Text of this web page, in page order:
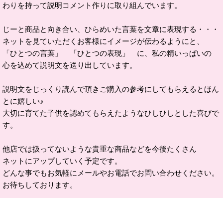
わりを持って説明コメント作りに取り組んでいます。
じーと商品と向き合い、ひらめいた言葉を文章に表現する・・・
ネットを見ていただくお客様にイメージが伝わるようにと、
「ひとつの言葉」 「ひとつの表現」 に、私の精いっぱいの
心を込めて説明文を送り出しています。
説明文をじっくり読んで頂きご購入の参考にしてもらえるとほん
とに嬉しい♪
大切に育てた子供を認めてもらえたようなひしひしとした喜びで
す。
他店では扱ってないような貴重な商品などを今後たくさん
ネットにアップしていく予定です。
どんな事でもお気軽にメールやお電話でお問い合わせください。
お待ちしております。